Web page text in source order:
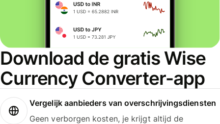
Download de gratis Wise
Currency Converter-app
Vergelijk aanbieders van overschrijvingsdiensten
Geen verborgen kosten, je krijgt altijd de